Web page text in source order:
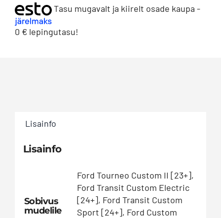
akende
küljesirmid
Tasu mugavalt ja kiirelt osade kaupa -
0 € lepingutasu!
Lisainfo
Lisainfo
Sobivus
mudelile
Ford Tourneo Custom II [23+],
Ford Transit Custom Electric
[24+], Ford Transit Custom
Sport [24+], Ford Custom